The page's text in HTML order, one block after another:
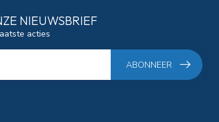
NIEUWSBRIEF
acties
ABONNEER